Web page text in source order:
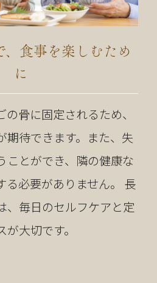
、食事を楽しむため
に
骨に固定されるため、
期待できます。また、失
ことができ、隣の健康な
る必要がありません。 長
、毎日のセルフケアと定
大切です。